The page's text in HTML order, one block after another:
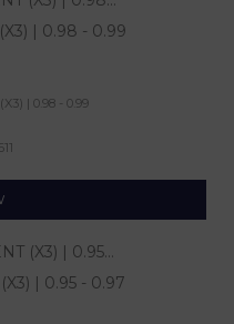
| 0.98 - 0.99
| 0.98 - 0.99
| 0.95 - 0.97